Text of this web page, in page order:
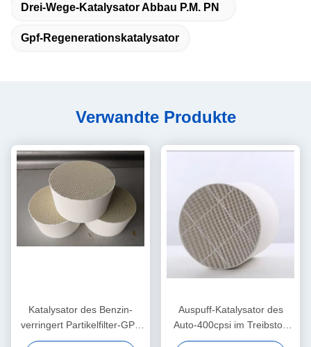
Drei-Wege-Katalysator Abbau P.M. PN
Gpf-Regenerationskatalysator
Verwandte Produkte
Katalysator des Benzin-
verringert Partikelfilter-GPF
Emission 600Cpsi des
Auspuff-Katalysator des
Auto-400cpsi im Treibstoff
Gpf-Filter-